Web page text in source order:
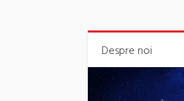
Despre noi